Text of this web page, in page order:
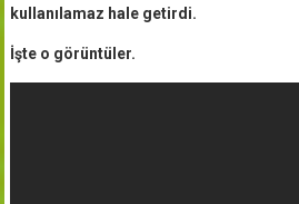
kullanılamaz hale getirdi.
İşte o görüntüler.